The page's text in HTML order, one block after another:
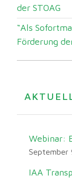
der STOAG
“Als
Förderung
Webinar:
September
IAA